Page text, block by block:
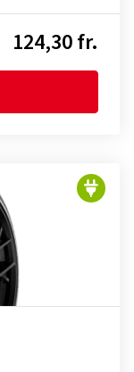
124,30 fr.